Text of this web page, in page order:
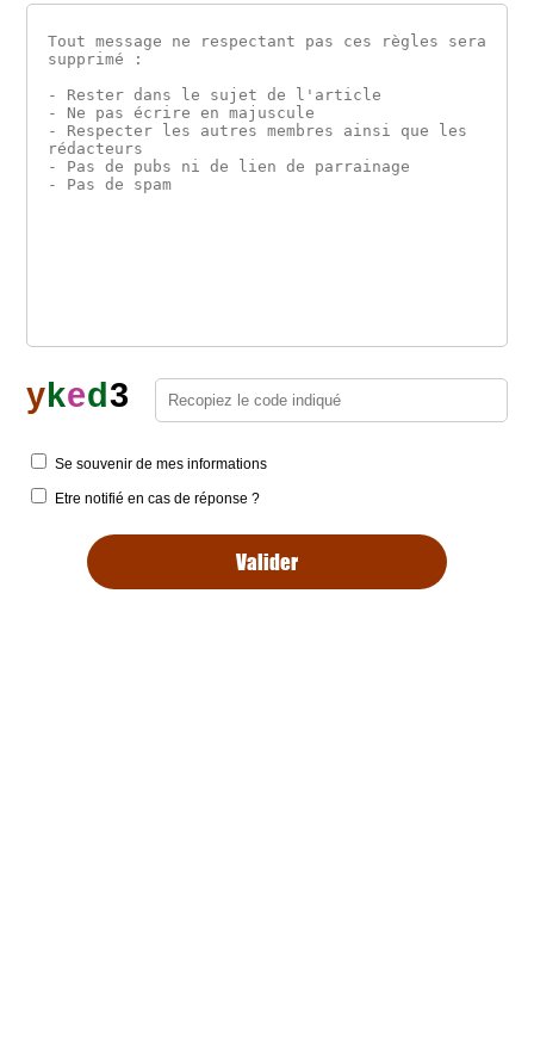
y ked 3
Se souvenir de mes informations
Etre notifié en cas de réponse ?